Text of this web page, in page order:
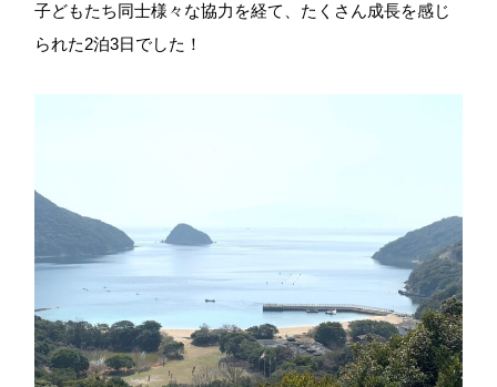
子どもたち同士様々な協力を経て、たくさん成長を感じ
られた2泊3日でした！